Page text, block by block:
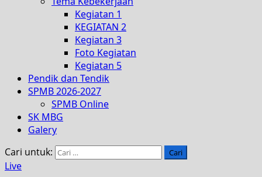
Kegiatan 1
KEGIATAN 2
Kegiatan 3
Foto Kegiatan
Kegiatan 5
Pendik dan Tendik
SPMB 2026-2027
SPMB Online
SK MBG
Galery
Cari untuk:
Live